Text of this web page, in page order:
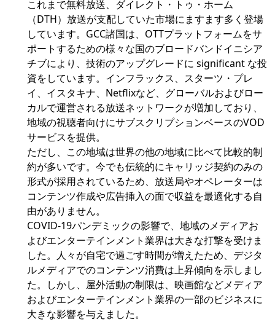
これまで無料放送、ダイレクト・トゥ・ホーム
（DTH）放送が支配していた市場にますます多く登場
しています。GCC諸国は、OTTプラットフォームをサ
ポートするための様々な国のブロードバンドイニシア
チブにより、技術のアップグレードに significant な投
資をしています。インフラックス、スターツ・プレ
イ、イスタキナ、Netflixなど、グローバルおよびロー
カルで運営される放送ネットワークが増加しており、
地域の視聴者向けにサブスクリプションベースのVOD
サービスを提供。
ただし、この地域は世界の他の地域に比べて比較的制
約が多いです。今でも伝統的にキャリッジ契約のみの
形式が採用されているため、放送局やオペレーターは
コンテンツ作成や広告挿入の面で収益を最適化する自
由がありません。
COVID-19パンデミックの影響で、地域のメディアお
よびエンターテインメント業界は大きな打撃を受けま
した。人々が自宅で過ごす時間が増えたため、デジタ
ルメディアでのコンテンツ消費は上昇傾向を示しまし
た。しかし、屋外活動の制限は、映画館などメディア
およびエンターテインメント業界の一部のビジネスに
大きな影響を与えました。